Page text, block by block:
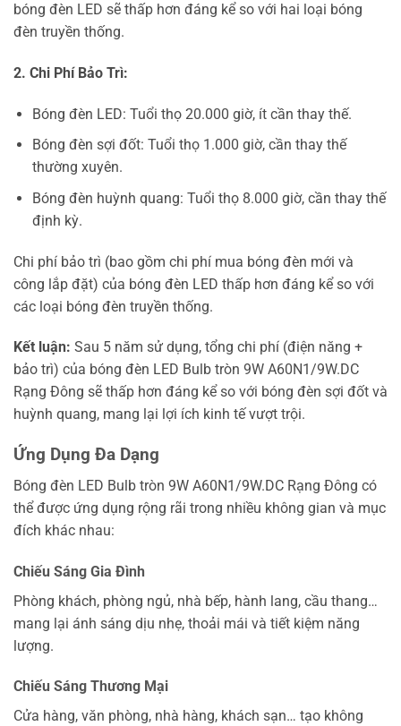
bóng đèn LED sẽ thấp hơn đáng kể so với hai loại bóng
đèn truyền thống.
2. Chi Phí Bảo Trì:
Bóng đèn LED: Tuổi thọ 20.000 giờ, ít cần thay thế.
Bóng đèn sợi đốt: Tuổi thọ 1.000 giờ, cần thay thế
thường xuyên.
Bóng đèn huỳnh quang: Tuổi thọ 8.000 giờ, cần thay thế
định kỳ.
Chi phí bảo trì (bao gồm chi phí mua bóng đèn mới và
công lắp đặt) của bóng đèn LED thấp hơn đáng kể so với
các loại bóng đèn truyền thống.
Kết luận: Sau 5 năm sử dụng, tổng chi phí (điện năng +
bảo trì) của bóng đèn LED Bulb tròn 9W A60N1/9W.DC
Rạng Đông sẽ thấp hơn đáng kể so với bóng đèn sợi đốt và
huỳnh quang, mang lại lợi ích kinh tế vượt trội.
Ứng Dụng Đa Dạng
Bóng đèn LED Bulb tròn 9W A60N1/9W.DC Rạng Đông có
thể được ứng dụng rộng rãi trong nhiều không gian và mục
đích khác nhau:
Chiếu Sáng Gia Đình
Phòng khách, phòng ngủ, nhà bếp, hành lang, cầu thang…
mang lại ánh sáng dịu nhẹ, thoải mái và tiết kiệm năng
lượng.
Chiếu Sáng Thương Mại
Cửa hàng, văn phòng, nhà hàng, khách sạn… tạo không